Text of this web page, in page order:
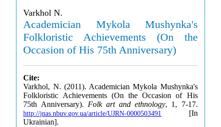
Varkhol N.
Academician Mykola Mushynka's
Folkloristic Achievements (On the
Occasion of His 75th Anniversary)
Cite:
Varkhol, N. (2011). Academician Mykola Mushynka's
Folkloristic Achievements (On the Occasion of His
75th Anniversary). Folk art and ethnology, 1, 7-17.
http://jnas.nbuv.gov.ua/article/UJRN-0000503491
[In
Ukrainian].